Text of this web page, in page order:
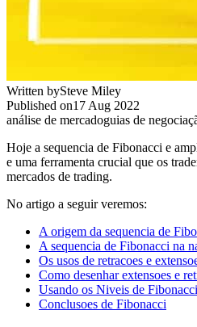
Written bySteve Miley
Published on17 Aug 2022
análise de mercadoguias de
Hoje a sequencia de Fibonacci e
e uma ferramenta crucial que os
mercados de trading.
No artigo a seguir veremos:
A origem da sequencia de
A sequencia de Fibonacci na
Os usos de retracoes e
Como desenhar extensoes e
Usando os Niveis de
Conclusoes de Fibonacci